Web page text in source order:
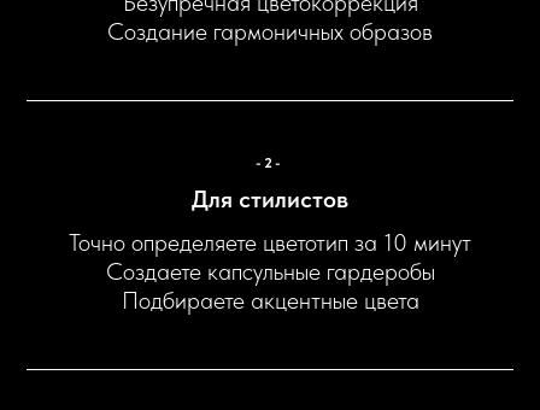
Создание гармоничных образов
-2-
Для стилистов
Точно определяете цветотип за 10 минут
Создаете капсульные гардеробы
Подбираете акцентные цвета